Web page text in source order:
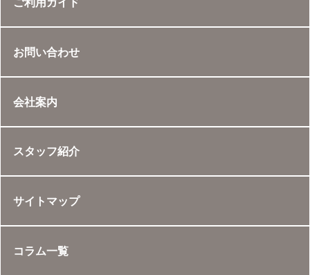
お問い合わせ
会社案内
スタッフ紹介
サイトマップ
コラム一覧